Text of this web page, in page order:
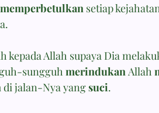
memperbetulkan setiap
kepada Allah supaya Dia
sungguh merindukan Allah
di jalan-Nya yang suci.